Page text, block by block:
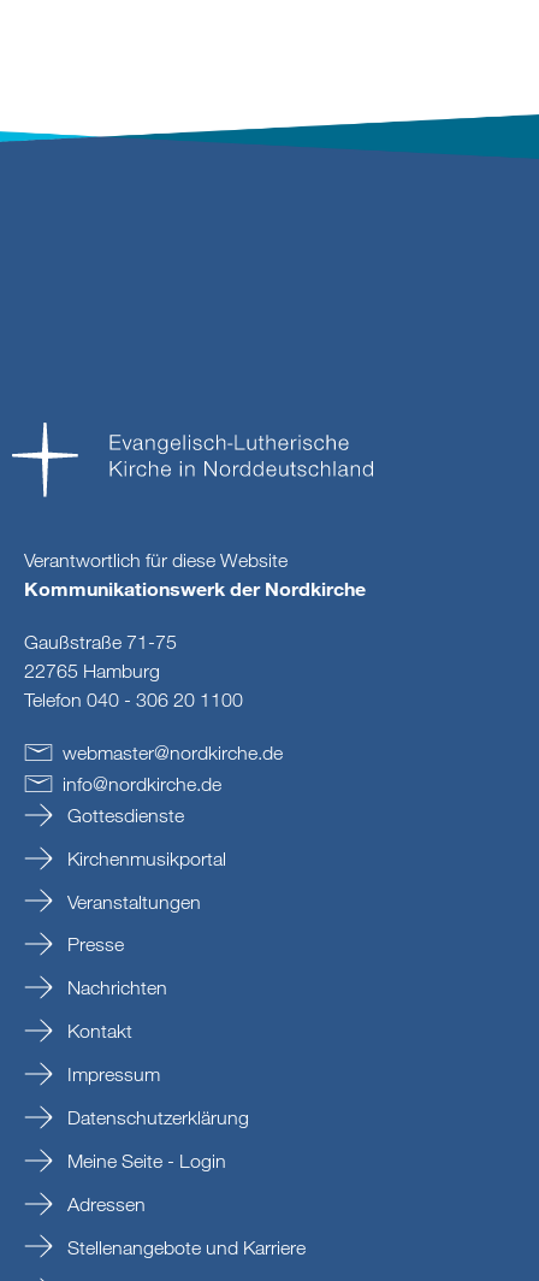
Verantwortlich für diese Website
Kommunikationswerk der Nordkirche
Gaußstraße 71-75
22765 Hamburg
Telefon 040 - 306 20 1100
webmaster@nordkirche.de
info@nordkirche.de
Gottesdienste
Kirchenmusikportal
Veranstaltungen
Presse
Nachrichten
Kontakt
Impressum
Datenschutzerklärung
Meine Seite - Login
Adressen
Stellenangebote und Karriere